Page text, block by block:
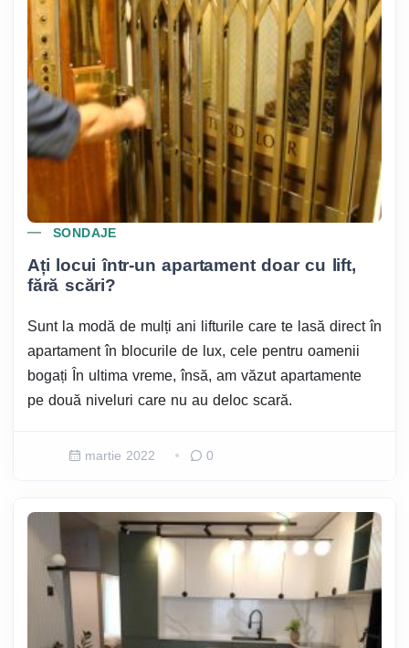
SONDAJE
Ați locui într-un apartament doar cu lift,
fără scări?
Sunt la modă de mulți ani lifturile care te lasă direct în
apartament în blocurile de lux, cele pentru oamenii
bogați În ultima vreme, însă, am văzut apartamente
pe două niveluri care nu au deloc scară.
martie 2022 0